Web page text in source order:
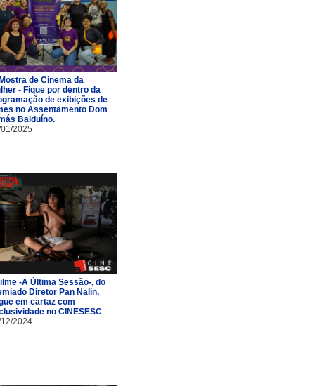
de Cinema da
- Fique por dentro da
de exibições de
no Assentamento Dom
Balduíno.
2025
-A Última Sessão-, do
Diretor Pan Nalin,
em cartaz com
no CINESESC
2024